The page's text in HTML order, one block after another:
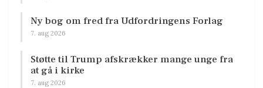
Ny bog om fred fra Udfordringens Forlag
7. aug 2026
Støtte til Trump afskrækker mange unge fra
at gå i kirke
7. aug 2026